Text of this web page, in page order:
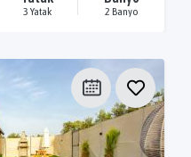
3 Yatak 2 Banyo